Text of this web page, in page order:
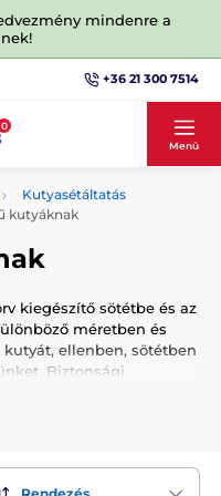
mindenre a
+36 21 300 7514
0
Menü
Kutyasétáltatás
kutyáknak
kiegészítő sötétbe és az
méretben és
ellenben, sötétben
Biztonsági
vagy macskáját a